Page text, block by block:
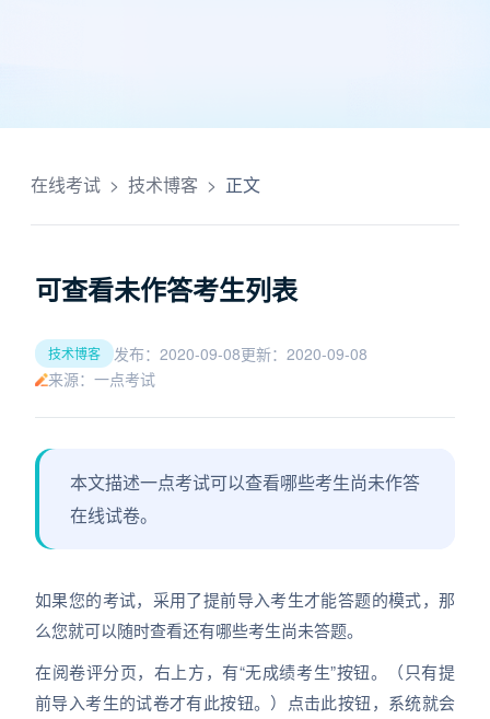
在线考试 > 技术博客 > 正文
可查看未作答考生列表
技术博客 发布：2020-09-08更新：2020-09-08
来源：一点考试
本文描述一点考试可以查看哪些考生尚未作答
在线试卷。
如果您的考试，采用了提前导入考生才能答题的模式，那
么您就可以随时查看还有哪些考生尚未答题。
在阅卷评分页，右上方，有“无成绩考生”按钮。（只有提
前导入考生的试卷才有此按钮。）点击此按钮，系统就会